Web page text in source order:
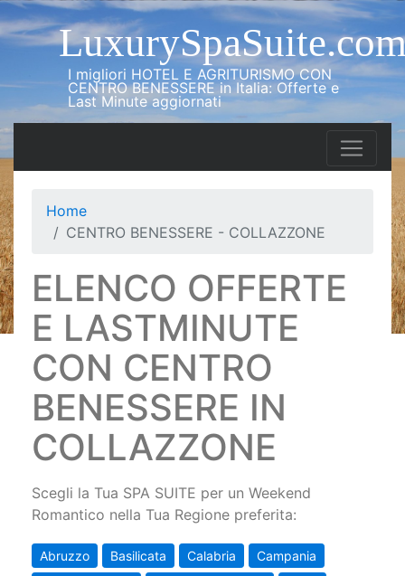
I migliori HOTEL E AGRITURISMO CON
CENTRO BENESSERE in Italia: Offerte e
Last Minute aggiornati
Home
CENTRO BENESSERE - COLLAZZONE
ELENCO OFFERTE
E LASTMINUTE
CON CENTRO
BENESSERE IN
COLLAZZONE
Scegli la Tua SPA SUITE per un Weekend
Romantico nella Tua Regione preferita:
Abruzzo Basilicata Calabria
Campania